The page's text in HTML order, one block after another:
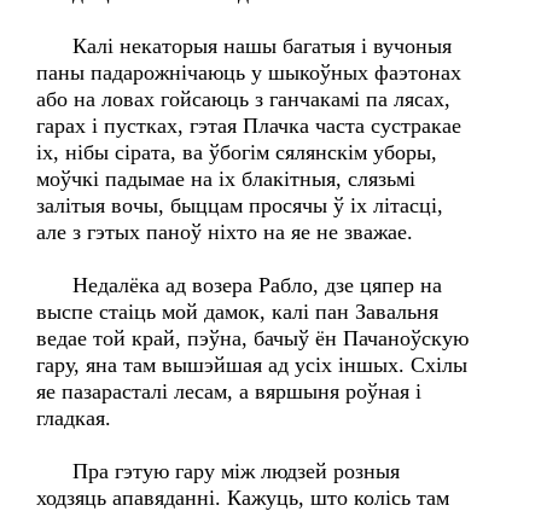
Калі некаторыя нашы багатыя і вучоныя
паны падарожнічаюць у шыкоўных фаэтонах
або на ловах гойсаюць з ганчакамі па лясах,
гарах і пустках, гэтая Плачка часта сустракае
іх, нібы сірата, ва ўбогім сялянскім уборы,
моўчкі падымае на іх блакітныя, слязьмі
залітыя вочы, быццам просячы ў іх літасці,
але з гэтых паноў ніхто на яе не зважае.
Недалёка ад возера Рабло, дзе цяпер на
выспе стаіць мой дамок, калі пан Завальня
ведае той край, пэўна, бачыў ён Пачаноўскую
гару, яна там вышэйшая ад усіх іншых. Схілы
яе пазарасталі лесам, а вяршыня роўная і
гладкая.
Пра гэтую гару між людзей розныя
ходзяць апавяданні. Кажуць, што колісь там